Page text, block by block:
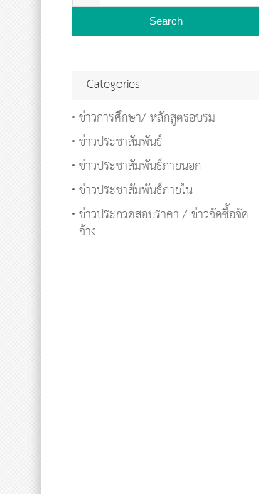
Search
Categories
ข่าวการศึกษา/ หลักสูตรอบรม
ข่าวประชาสัมพันธ์
ข่าวประชาสัมพันธ์ภายนอก
ข่าวประชาสัมพันธ์ภายใน
ข่าวประกวดสอบราคา / ข่าวจัดซื้อจัด
จ้าง